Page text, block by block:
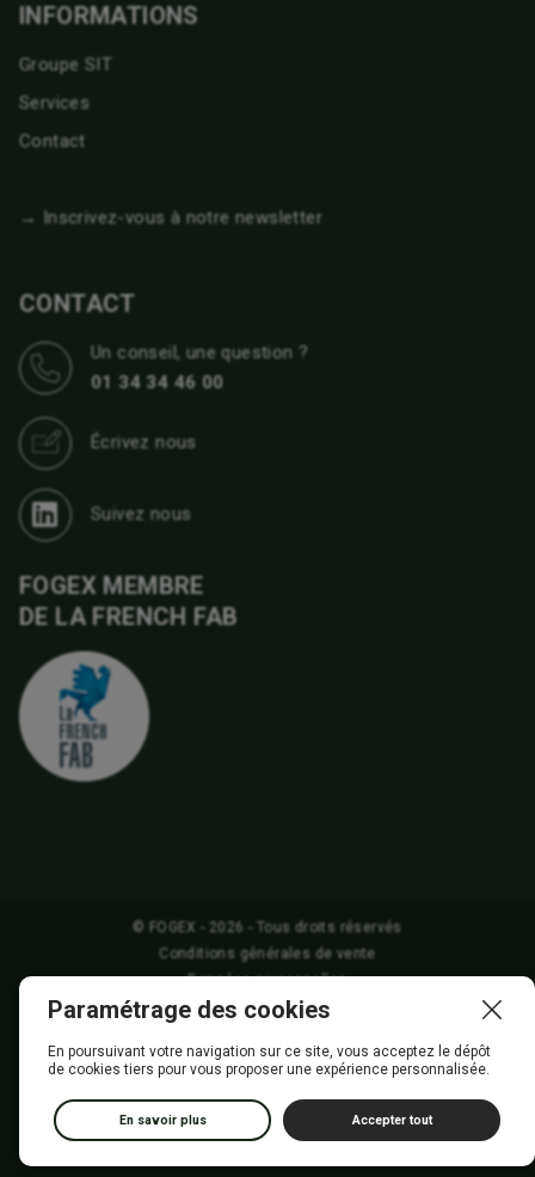
INFORMATIONS
Groupe SIT
Services
Contact
→ Inscrivez-vous à notre newsletter
CONTACT
Un conseil, une question ?
01 34 34 46 00
Écrivez nous
Suivez nous
FOGEX MEMBRE
DE LA FRENCH FAB
© FOGEX - 2026 - Tous droits réservés
Conditions générales de vente
Données personnelles
Mentions légales
Paramétrage des cookies
En poursuivant votre navigation sur ce site, vous acceptez le dépôt
de cookies tiers pour vous proposer une expérience personnalisée.
En savoir plus Accepter tout